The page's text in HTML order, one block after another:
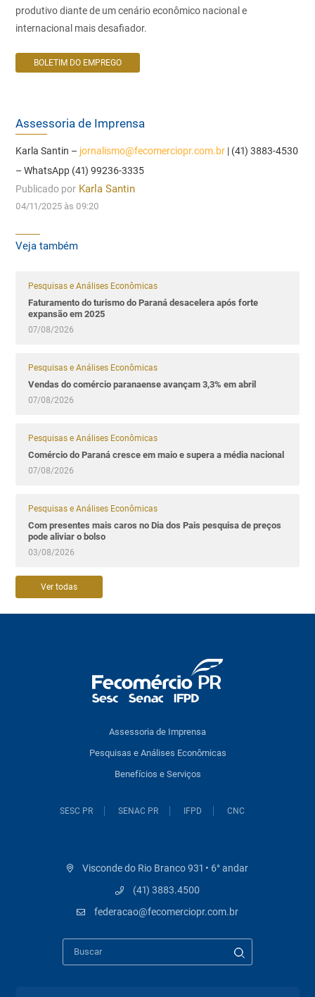
produtivo diante de um cenário econômico nacional e
internacional mais desafiador.
BOLETIM DO EMPREGO
Assessoria de Imprensa
Karla Santin – jornalismo@fecomerciopr.com.br | (41) 3883-4530
– WhatsApp (41) 99236-3335
Publicado por Karla Santin
04/11/2025 às 09:20
Veja também
Pesquisas e Análises Econômicas
Faturamento do turismo do Paraná desacelera após forte
expansão em 2025
07/08/2026
Pesquisas e Análises Econômicas
Vendas do comércio paranaense avançam 3,3% em abril
07/08/2026
Pesquisas e Análises Econômicas
Comércio do Paraná cresce em maio e supera a média nacional
07/08/2026
Pesquisas e Análises Econômicas
Com presentes mais caros no Dia dos Pais pesquisa de preços
pode aliviar o bolso
03/08/2026
Ver todas
Assessoria de Imprensa
Pesquisas e Análises Econômicas
Benefícios e Serviços
SESC PR SENAC PR IFPD CNC
Visconde do Rio Branco 931 • 6° andar
(41) 3883.4500
federacao@fecomerciopr.com.br